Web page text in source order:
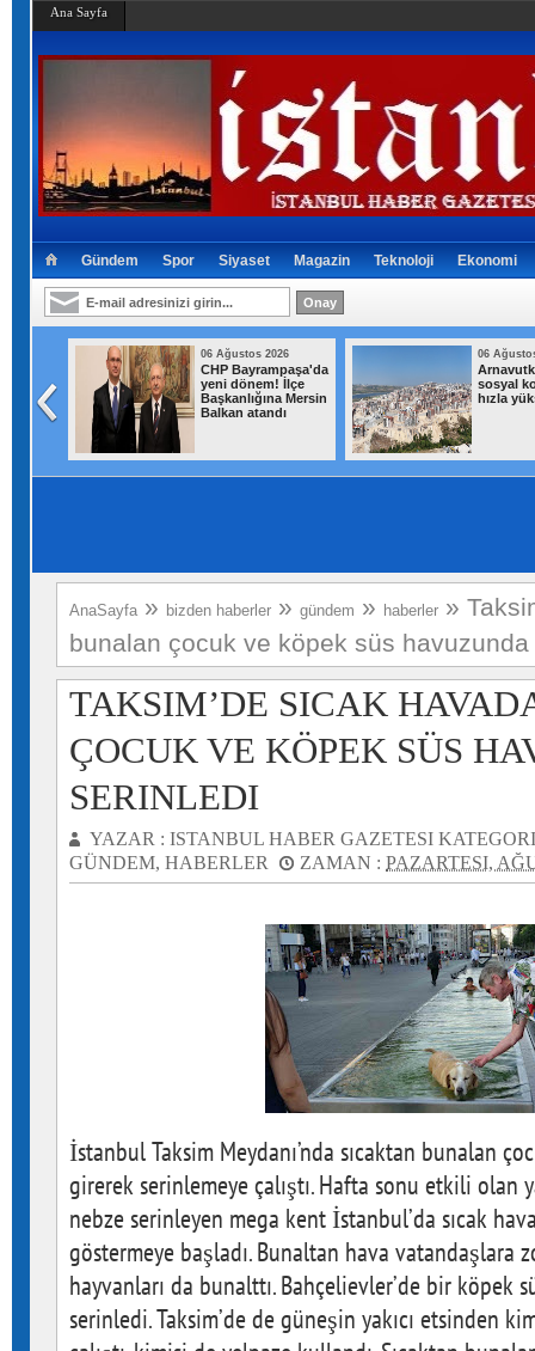
Ana Sayfa
Gündem Spor Siyaset Magazin Teknoloji Ekonomi
06 Ağustos 2026
CHP Bayrampaşa'da
yeni dönem! İlçe
Başkanlığına Mersin
Balkan atandı
06
sosyal
hızla
AnaSayfa » bizden haberler » gündem » haberler »
bunalan çocuk ve köpek süs
TAKSIM’DE SICAK
ÇOCUK VE KÖPEK SÜS
SERINLEDI
YAZAR : ISTANBUL HABER GAZETESI
GÜNDEM, HABERLER ZAMAN : PAZARTESI,
İstanbul Taksim Meydanı’nda sıcaktan bunalan
girerek serinlemeye çalıştı. Hafta sonu etkili olan
nebze serinleyen mega kent İstanbul’da sıcak
göstermeye başladı. Bunaltan hava vatandaşlara
hayvanları da bunalttı. Bahçelievler’de bir köpek
serinledi. Taksim’de de güneşin yakıcı etsinden